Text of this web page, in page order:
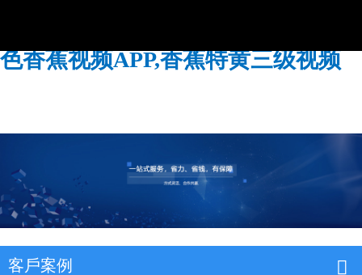
色香蕉视频APP,香蕉特黄三级视频
客戶案例